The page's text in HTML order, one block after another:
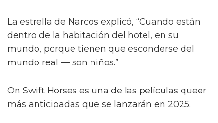
La estrella de Narcos explicó, “Cuando están
dentro de la habitación del hotel, en su
mundo, porque tienen que esconderse del
mundo real — son niños.”
On Swift Horses es una de las películas queer
más anticipadas que se lanzarán en 2025.